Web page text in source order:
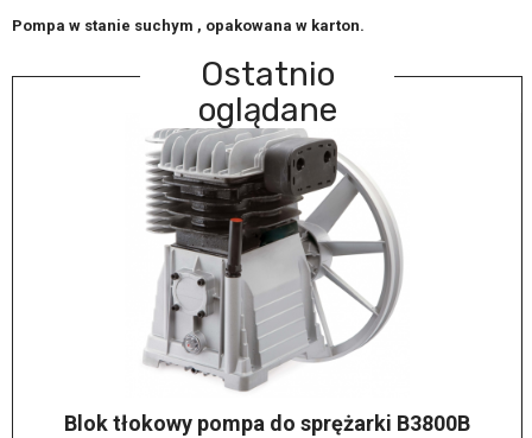
Pompa w stanie suchym , opakowana w karton.
Ostatnio
oglądane
Blok tłokowy pompa do sprężarki B3800B